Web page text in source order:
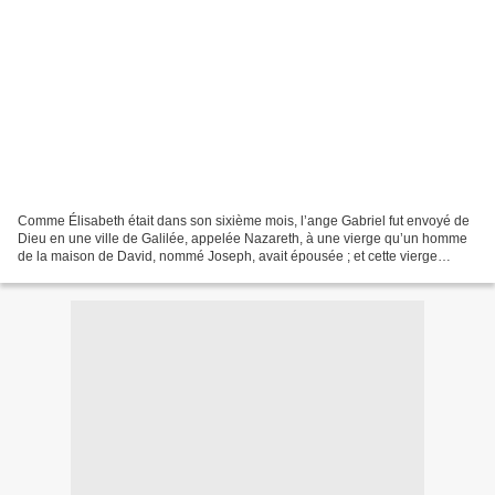
Comme Élisabeth était dans son sixième mois, l’ange Gabriel fut envoyé de
Dieu en une ville de Galilée, appelée Nazareth, à une vierge qu’un homme
de la maison de David, nommé Joseph, avait épousée ; et cette vierge